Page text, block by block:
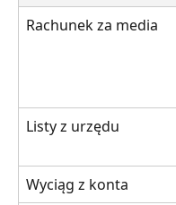
Rachunek za media
Listy z urzędu
Wyciąg z konta